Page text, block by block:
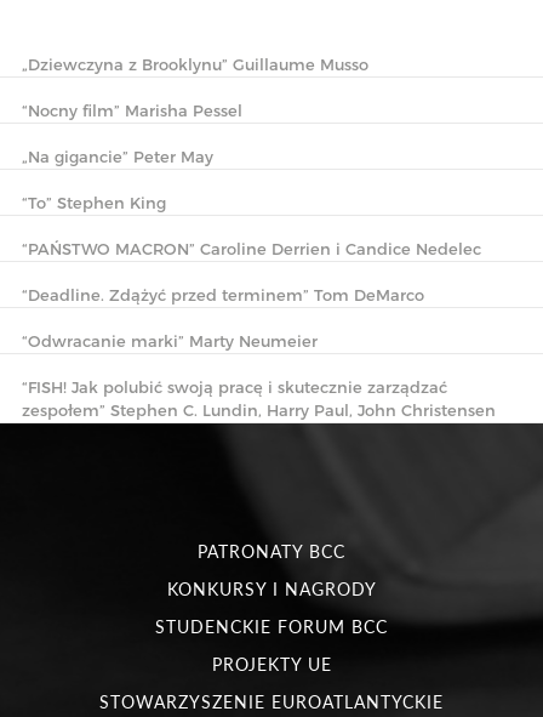
„Dziewczyna z Brooklynu” Guillaume Musso
“Nocny film” Marisha Pessel
„Na gigancie” Peter May
“To” Stephen King
“PAŃSTWO MACRON” Caroline Derrien i Candice Nedelec
“Deadline. Zdążyć przed terminem” Tom DeMarco
“Odwracanie marki” Marty Neumeier
“FISH! Jak polubić swoją pracę i skutecznie zarządzać
zespołem” Stephen C. Lundin, Harry Paul, John Christensen
PATRONATY BCC
KONKURSY I NAGRODY
STUDENCKIE FORUM BCC
PROJEKTY UE
STOWARZYSZENIE EUROATLANTYCKIE